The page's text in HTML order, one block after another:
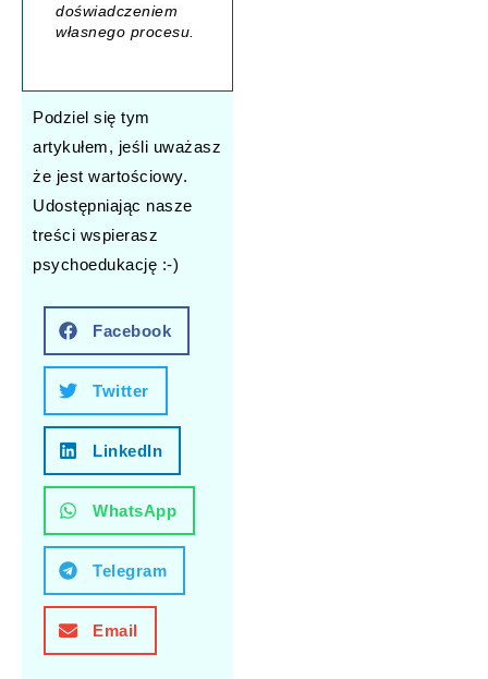
doświadczeniem
własnego procesu.
Podziel się tym
artykułem, jeśli uważasz
że jest wartościowy.
Udostępniając nasze
treści wspierasz
psychoedukację :-)
Facebook
Twitter
LinkedIn
WhatsApp
Telegram
Email